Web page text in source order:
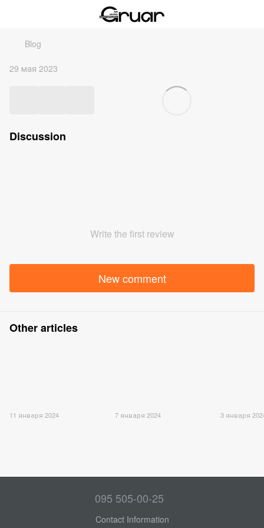
Blog
29 мая 2023
Discussion
Write the first review
New comment
Other articles
11 января 2024 7 января 2024 3 января
095 505-00-25
Contact Information